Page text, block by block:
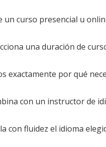
un curso presencial u
una duración de
exactamente por qué
con un instructor de
con fluidez el idioma